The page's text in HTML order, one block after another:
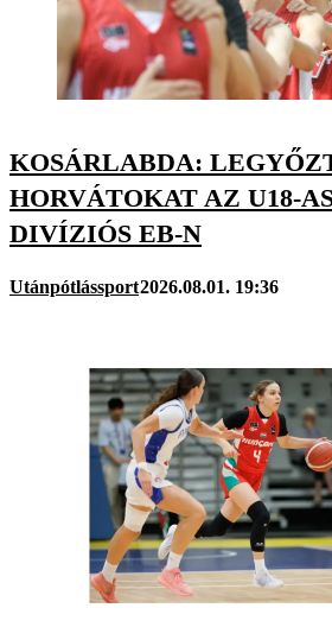
KOSÁRLABDA:
HORVÁTOKAT AZ U18-
DIVÍZIÓS EB-N
Utánpótlássport2026.08.01. 19:36